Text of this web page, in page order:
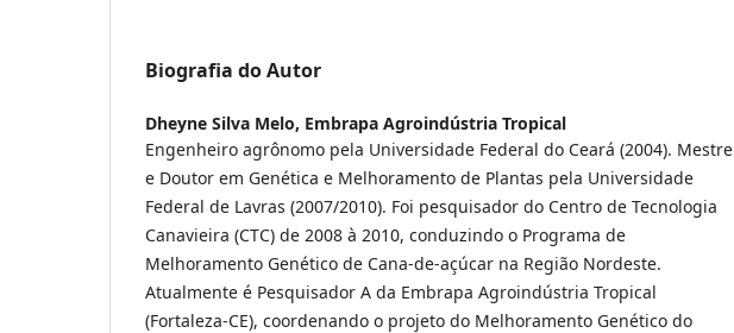
Biografia do Autor
Dheyne Silva Melo, Embrapa Agroindústria Tropical
Engenheiro agrônomo pela Universidade Federal do Ceará (2004). Mestre
e Doutor em Genética e Melhoramento de Plantas pela Universidade
Federal de Lavras (2007/2010). Foi pesquisador do Centro de Tecnologia
Canavieira (CTC) de 2008 à 2010, conduzindo o Programa de
Melhoramento Genético de Cana-de-açúcar na Região Nordeste.
Atualmente é Pesquisador A da Embrapa Agroindústria Tropical
(Fortaleza-CE), coordenando o projeto do Melhoramento Genético do